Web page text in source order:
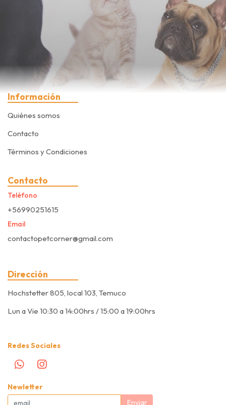
Información
Quiénes somos
Contacto
Términos y Condiciones
Contacto
Teléfono
+56990251615
Email
contactopetcorner@gmail.com
Dirección
Hochstetter 805, local 103, Temuco
Lun a Vie 10:30 a 14:00hrs / 15:00 a 19:00hrs
Redes Sociales
Newletter
Enviar